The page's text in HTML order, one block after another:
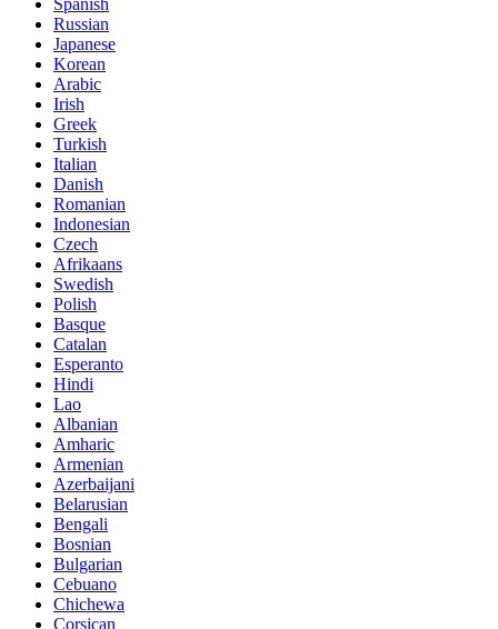
Spanish
Russian
Japanese
Korean
Arabic
Irish
Greek
Turkish
Italian
Danish
Romanian
Indonesian
Czech
Afrikaans
Swedish
Polish
Basque
Catalan
Esperanto
Hindi
Lao
Albanian
Amharic
Armenian
Azerbaijani
Belarusian
Bengali
Bosnian
Bulgarian
Cebuano
Chichewa
Corsican